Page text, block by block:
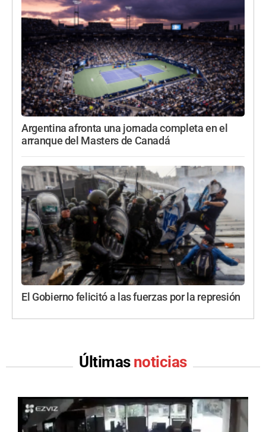
Argentina afronta una jornada completa en el
arranque del Masters de Canadá
El Gobierno felicitó a las fuerzas por la represión
Últimas noticias